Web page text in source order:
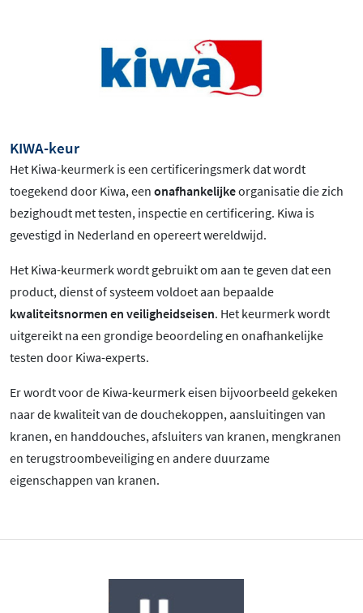
KIWA-keur
Het Kiwa-keurmerk is een certificeringsmerk dat wordt
toegekend door Kiwa, een onafhankelijkeorganisatie die zich
bezighoudt met testen, inspectie en certificering. Kiwa is
gevestigd in Nederland en opereert wereldwijd.
Het Kiwa-keurmerk wordt gebruikt om aan te geven dat een
product, dienst of systeem voldoet aan bepaalde
kwaliteitsnormen en veiligheidseisen. Het keurmerk wordt
uitgereikt na een grondige beoordeling en onafhankelijke
testen door Kiwa-experts.
Er wordt voor de Kiwa-keurmerk eisen bijvoorbeeld gekeken
naar de kwaliteit van de douchekoppen, aansluitingen van
kranen, en handdouches, afsluiters van kranen, mengkranen
en terugstroombeveiliging en andere duurzame
eigenschappen van kranen.